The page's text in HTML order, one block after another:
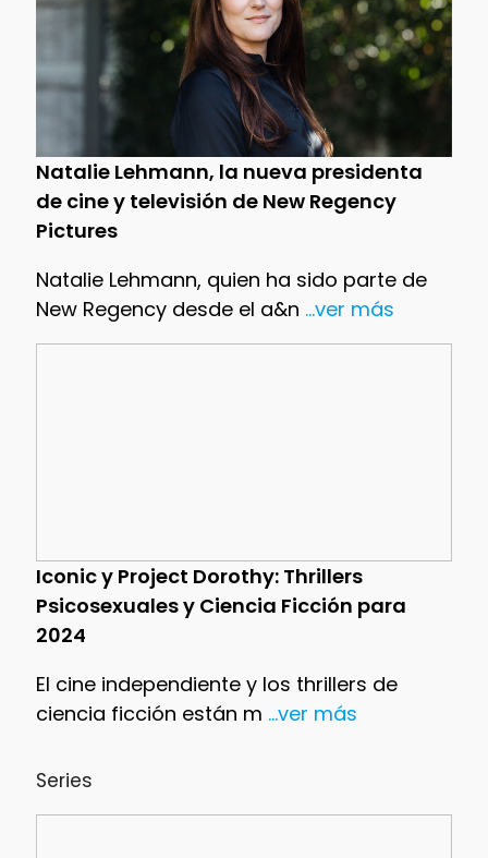
Natalie Lehmann, la nueva presidenta
de cine y televisión de New Regency
Pictures
Natalie Lehmann, quien ha sido parte de
New Regency desde el a&n ...ver más
Iconic y Project Dorothy: Thrillers
Psicosexuales y Ciencia Ficción para
2024
El cine independiente y los thrillers de
ciencia ficción están m ...ver más
Series